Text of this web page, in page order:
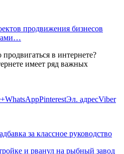
продвижения бизнесов
в интернете?
имеет ряд важных
WhatsAppPinterestЭл. адресViber
за классное руководство
и рванул на рыбный завод